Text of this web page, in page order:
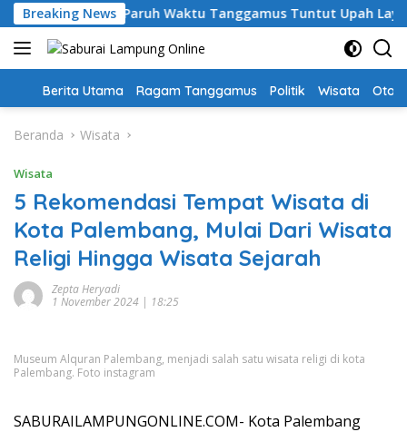
Langsung
ke
konten
Breaking News
Guru PPPK Paruh Waktu Tanggamus Tuntut Upah Layak
Home
Berita Utama Ragam Tanggamus Politik Wisata Oto
Beranda Wisata
Wisata
5 Rekomendasi Tempat Wisata di
Kota Palembang, Mulai Dari Wisata
Religi Hingga Wisata Sejarah
Zepta Heryadi
1 November 2024 | 18:25
Museum Alquran Palembang, menjadi salah satu wisata religi di kota
Palembang. Foto instagram
SABURAILAMPUNGONLINE.COM- Kota Palembang